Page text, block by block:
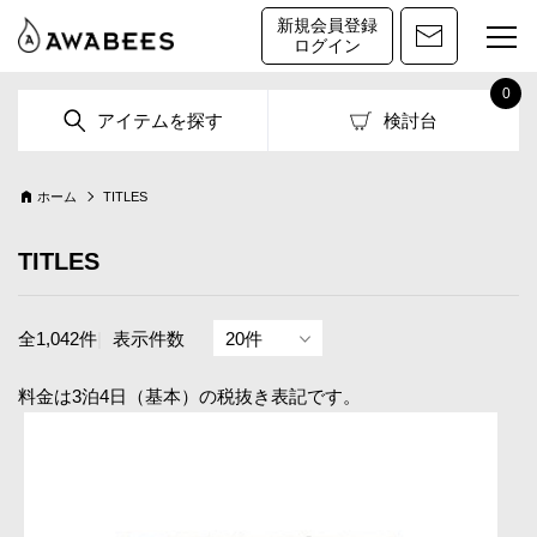
新規会員登録
ログイン
アイテムを探す 検討台
0
ホーム TITLES
TITLES
全1,042件 表示件数
料金は3泊4日（基本）の税抜き表記です。